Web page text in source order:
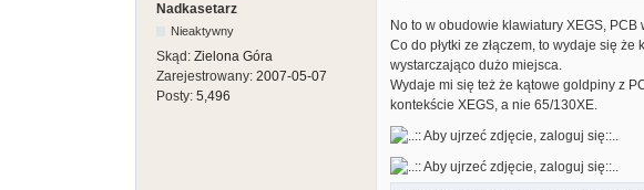
Nadkasetarz
Nieaktywny
Skąd: Zielona Góra
Zarejestrowany: 2007-05-07
Posty: 5,496
No to w obudowie klawiatury XEGS, PCB
Co do płytki ze złączem, to wydaje się
wystarczająco dużo miejsca.
Wydaje mi się też że kątowe goldpiny z
kontekście XEGS, a nie 65/130XE.